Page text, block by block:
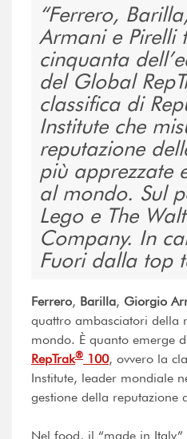
Ferrero,
Armani e Pirelli
cinquanta
del Global
classifica di
Institute che
reputazione
più apprezzate
al mondo. Sul
Lego e The
Company. In
Fuori dalla top
Ferrero, Barilla, Giorgio
quattro ambasciatori della
mondo. È quanto emerge
RepTrak® 100, ovvero la
Institute, leader mondiale
gestione della reputazione
Nel food, il “made in